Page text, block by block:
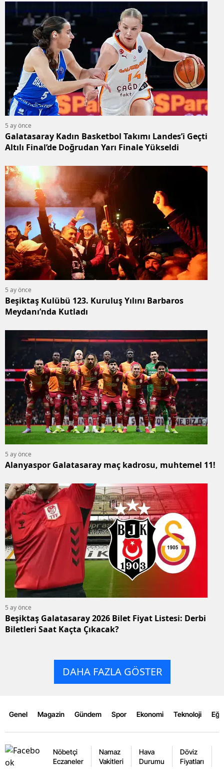
5 ay önce
Galatasaray Kadın Basketbol Takımı Landes’i Geçti
Altılı Final’de Doğrudan Yarı Finale Yükseldi
5 ay önce
Beşiktaş Kulübü 123. Kuruluş Yılını Barbaros
Meydanı’nda Kutladı
5 ay önce
Alanyaspor Galatasaray maç kadrosu, muhtemel 11!
5 ay önce
Beşiktaş Galatasaray 2026 Bilet Fiyat Listesi: Derbi
Biletleri Saat Kaçta Çıkacak?
DAHA FAZLA GÖSTER
Genel Magazin Gündem Spor Ekonomi Teknoloji
Nöbetçi
Eczaneler
Namaz
Vakitleri
Hava
Durumu
Döviz
Fiyatları